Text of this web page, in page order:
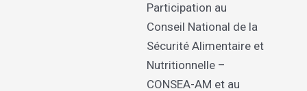
Participation au
Conseil National de la
Sécurité Alimentaire et
Nutritionnelle –
CONSEA-AM et au